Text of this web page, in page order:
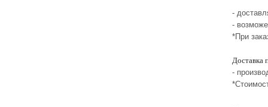
-
-
*При
Доставка
-